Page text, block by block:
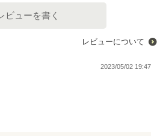
ビューを書く
レビューについて
2023/05/02 19:47